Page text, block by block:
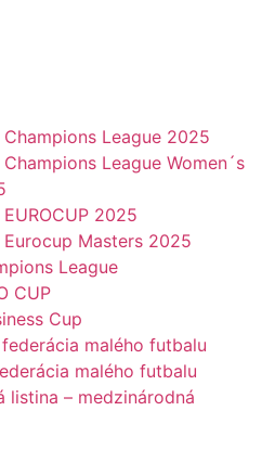
Champions League 2025
Champions League Women´s
EUROCUP 2025
Eurocup Masters 2025
League
CUP
Cup
malého futbalu
malého futbalu
listina – medzinárodná